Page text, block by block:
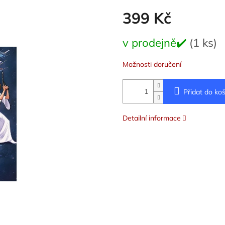
399 Kč
cena:
v prodejně✔️ (1 ks)
Možnosti doručení
Přidat do
Detailní informace